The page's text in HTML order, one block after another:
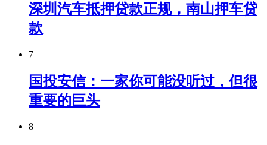
深圳汽车抵押贷款正规，南山押车贷
款
7
国投安信：一家你可能没听过，但很
重要的巨头
8